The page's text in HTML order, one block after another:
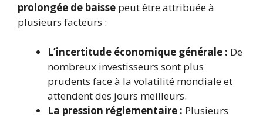
prolongée de baisse peut être attribuée à
plusieurs facteurs :
L’incertitude économique générale : De
nombreux investisseurs sont plus
prudents face à la volatilité mondiale et
attendent des jours meilleurs.
La pression réglementaire : Plusieurs